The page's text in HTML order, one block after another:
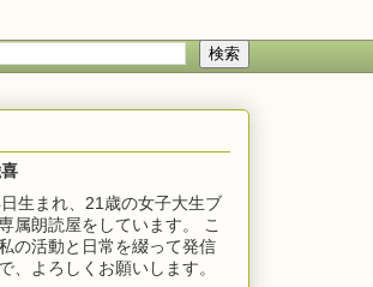
生まれ、21歳の女子大生ブ
属朗読屋をしています。 こ
の活動と日常を綴って発信
、よろしくお願いします。